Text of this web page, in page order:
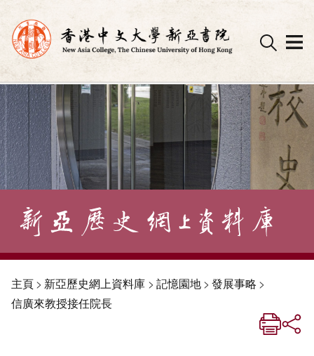
Skip
to
content
主頁> 新亞歷史網上資料庫 > 記憶園地> 發展事略 >
信廣來教授接任院長